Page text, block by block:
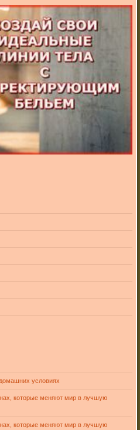
условиях
которые меняют мир в лучшую
которые меняют мир в лучшую